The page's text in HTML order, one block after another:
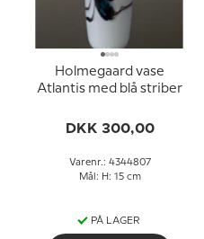
Holmegaard vase
Atlantis med blå striber
DKK 300,00
Varenr.: 4344807
Mål: H: 15 cm
PÅ LAGER